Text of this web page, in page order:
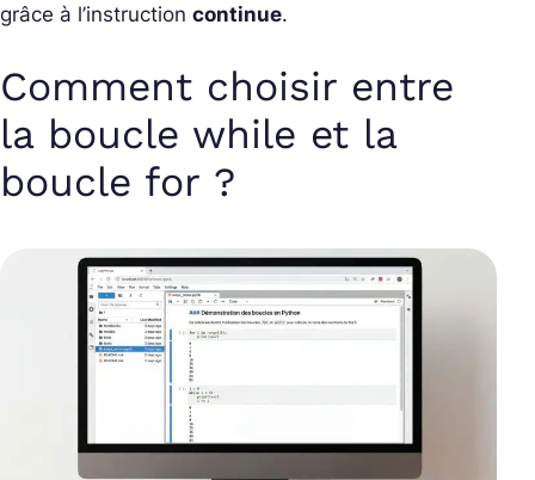
grâce à l’instruction continue.
Comment choisir entre
la boucle while et la
boucle for ?